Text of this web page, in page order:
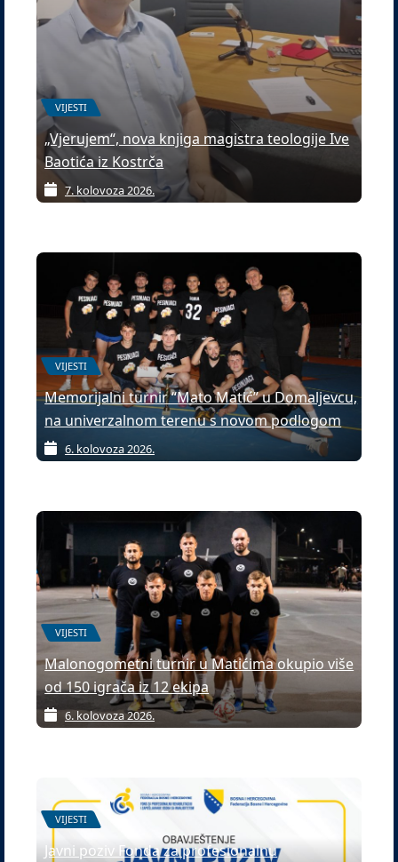
VIJESTI
„Vjerujem“, nova knjiga magistra teologije Ive
Baotića iz Kostrča
7. kolovoza 2026.
VIJESTI
Memorijalni turnir “Mato Matić” u Domaljevcu,
na univerzalnom terenu s novom podlogom
6. kolovoza 2026.
VIJESTI
Malonogometni turnir u Matićima okupio više
od 150 igrača iz 12 ekipa
6. kolovoza 2026.
VIJESTI
Javni poziv Fonda za profesionalnu